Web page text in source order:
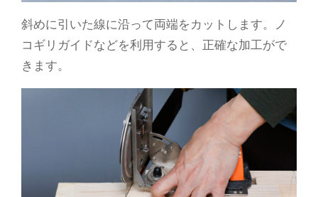
斜めに引いた線に沿って両端をカットします。ノ
コギリガイドなどを利用すると、正確な加工がで
きます。